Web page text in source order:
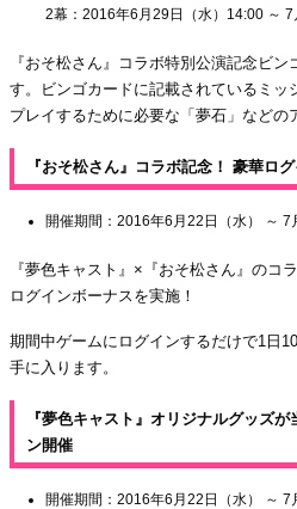
2幕：2016年6月29日（水）14:00 ～
『おそ松さん』コラボ特別公演記念ビ
す。ビンゴカードに記載されているミッ
プレイするために必要な「夢石」などの
『おそ松さん』コラボ記念！ 豪華ロ
開催期間：2016年6月22日（水） ～ 7
『夢色キャスト』×『おそ松さん』のコ
ログインボーナスを実施！
期間中ゲームにログインするだけで1日
手に入ります。
『夢色キャスト』オリジナルグッズ
ン開催
開催期間：2016年6月22日（水） ～ 7